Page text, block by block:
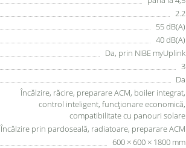
2.2
55 dB(A)
40 dB(A)
Da, prin NIBE myUplink
3
Da
Încălzire, răcire, preparare ACM, boiler integrat,
control inteligent, funcționare economică,
compatibilitate cu panouri solare
Încălzire prin pardoseală, radiatoare, preparare ACM
600 × 600 × 1800 mm